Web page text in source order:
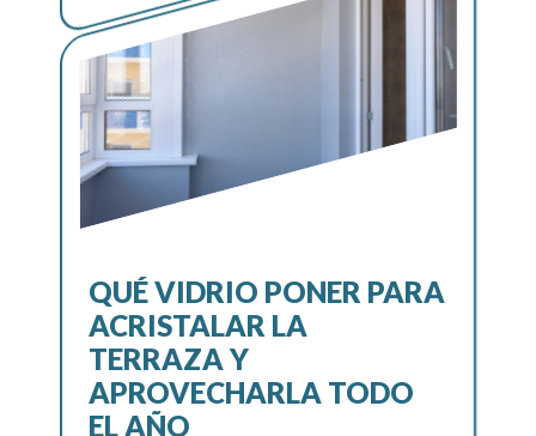
QUÉ VIDRIO PONER PARA
ACRISTALAR LA
TERRAZA Y
APROVECHARLA TODO
EL AÑO